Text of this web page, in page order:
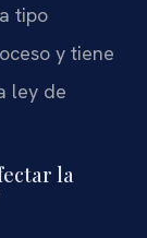
tipo
y tiene
ley de
la